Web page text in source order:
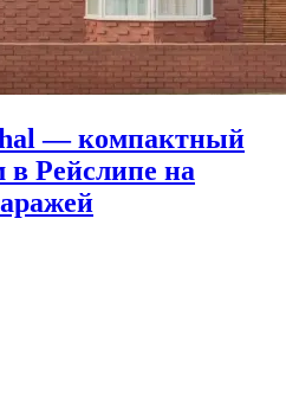
— компактный
в Рейслипе на